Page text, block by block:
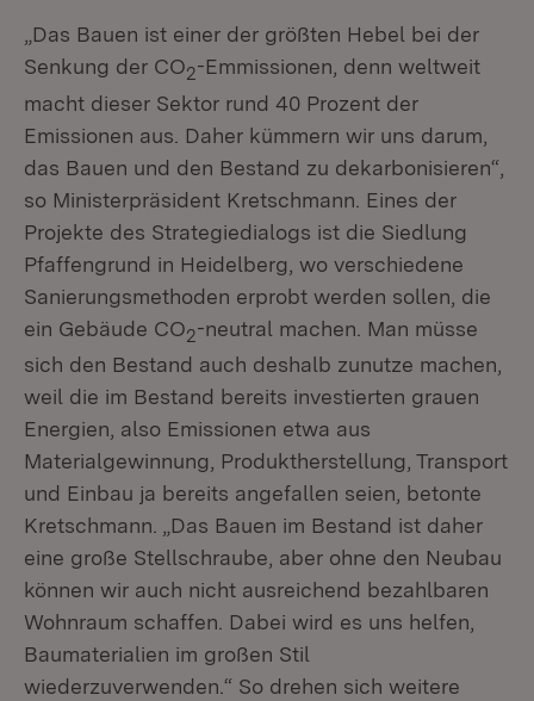
„Das Bauen ist einer der größten Hebel bei der
Senkung der CO2-Emmissionen, denn weltweit
macht dieser Sektor rund 40 Prozent der
Emissionen aus. Daher kümmern wir uns darum,
das Bauen und den Bestand zu dekarbonisieren“,
so Ministerpräsident Kretschmann. Eines der
Projekte des Strategiedialogs ist die Siedlung
Pfaffengrund in Heidelberg, wo verschiedene
Sanierungsmethoden erprobt werden sollen, die
ein Gebäude CO2-neutral machen. Man müsse
sich den Bestand auch deshalb zunutze machen,
weil die im Bestand bereits investierten grauen
Energien, also Emissionen etwa aus
Materialgewinnung, Produktherstellung, Transport
und Einbau ja bereits angefallen seien, betonte
Kretschmann. „Das Bauen im Bestand ist daher
eine große Stellschraube, aber ohne den Neubau
können wir auch nicht ausreichend bezahlbaren
Wohnraum schaffen. Dabei wird es uns helfen,
Baumaterialien im großen Stil
wiederzuverwenden.“ So drehen sich weitere